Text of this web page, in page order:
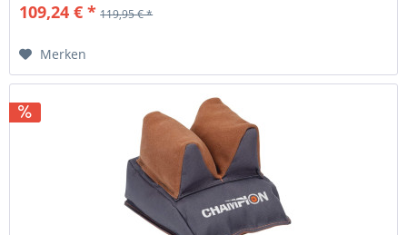
109,24 € * 119,95 € *
Merken